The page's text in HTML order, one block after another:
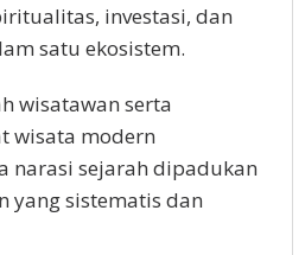
investasi, dan
satu ekosistem.
wisatawan serta
wisata modern
narasi sejarah dipadukan
yang sistematis dan